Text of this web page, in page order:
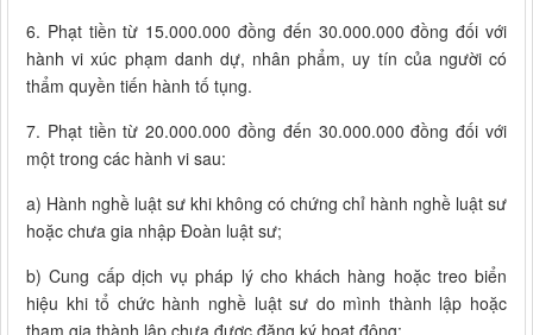
6. Phạt tiền từ 15.000.000 đồng đến 30.000.000 đồng đối với
hành vi xúc phạm danh dự, nhân phẩm, uy tín của người có
thẩm quyền tiến hành tố tụng.
7. Phạt tiền từ 20.000.000 đồng đến 30.000.000 đồng đối với
một trong các hành vi sau:
a) Hành nghề luật sư khi không có chứng chỉ hành nghề luật sư
hoặc chưa gia nhập Đoàn luật sư;
b) Cung cấp dịch vụ pháp lý cho khách hàng hoặc treo biển
hiệu khi tổ chức hành nghề luật sư do mình thành lập hoặc